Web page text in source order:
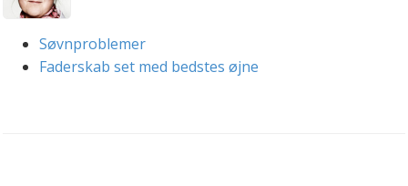
Søvnproblemer
Faderskab set med bedstes øjne